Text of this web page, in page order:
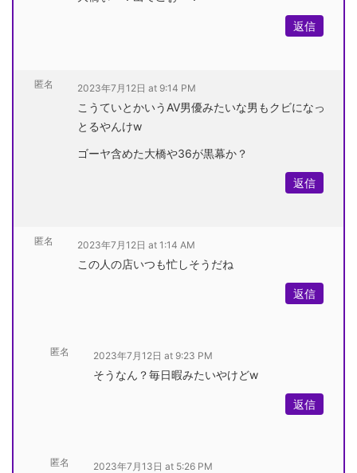
返信
匿名 2023年7月12日 at 9:14 PM
こうていとかいうAV男優みたいな男もクビになっ
とるやんけw
ゴーヤ含めた大橋や36が黒幕か？
返信
匿名 2023年7月12日 at 1:14 AM
この人の店いつも忙しそうだね
返信
匿名 2023年7月12日 at 9:23 PM
そうなん？毎日暇みたいやけどw
返信
匿名 2023年7月13日 at 5:26 PM